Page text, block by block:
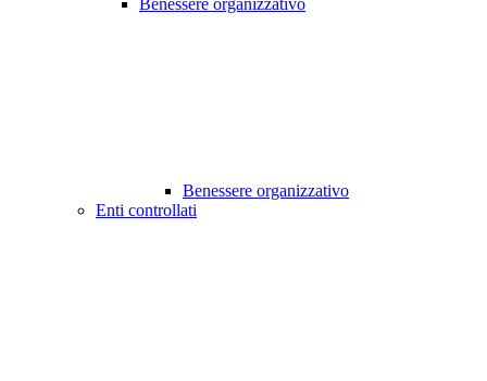
Benessere organizzativo
Benessere organizzativo
Enti controllati